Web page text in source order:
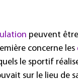
peuvent
concerne les
le sportif
sur le lieu de